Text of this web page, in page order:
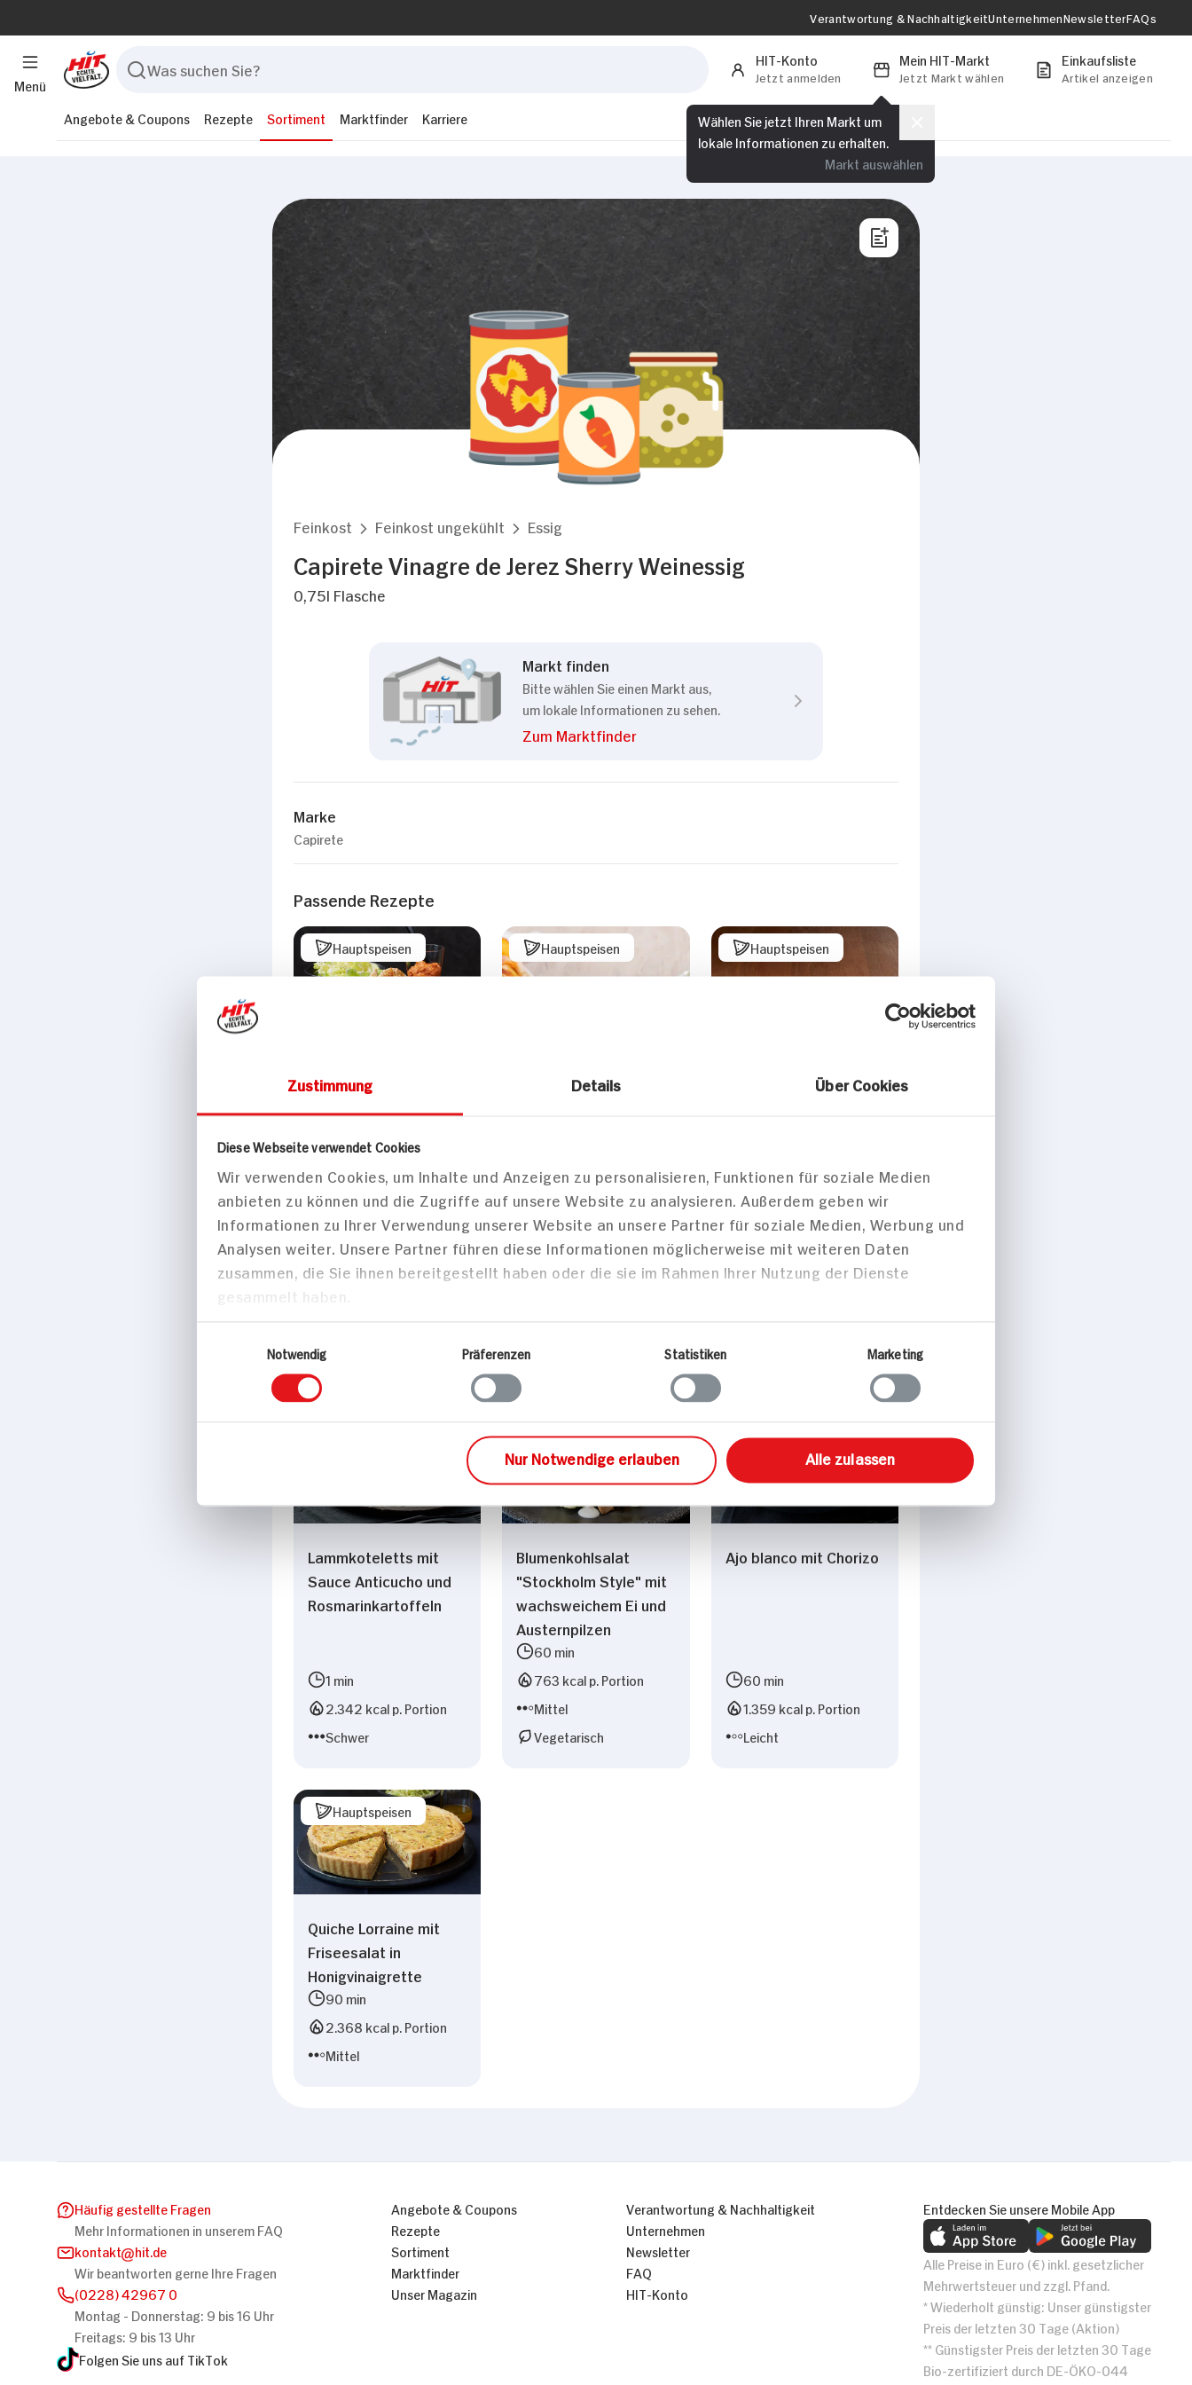
Zustimmung Details Über Cookies
Diese Webseite verwendet Cookies
Wir verwenden Cookies, um Inhalte und Anzeigen zu personalisieren, Funktionen für soziale Medien
anbieten zu können und die Zugriffe auf unsere Website zu analysieren. Außerdem geben wir
Informationen zu Ihrer Verwendung unserer Website an unsere Partner für soziale Medien, Werbung und
Analysen weiter. Unsere Partner führen diese Informationen möglicherweise mit weiteren Daten
zusammen, die Sie ihnen bereitgestellt haben oder die sie im Rahmen Ihrer Nutzung der Dienste
gesammelt haben.
Notwendig
Präferenzen Statistiken Marketing
Nur Notwendige erlauben Alle zulassen
Menü
Verantwortung & NachhaltigkeitUnternehmenNewsletterFAQs
HIT-Konto
Jetzt anmelden
Mein HIT-Markt
Jetzt Markt wählen
Wählen Sie jetzt Ihren Markt um
lokale Informationen zu erhalten.
Markt auswählen
Einkaufsliste
Artikel anzeigen
Angebote & Coupons Rezepte Sortiment Marktfinder Karriere
Feinkost Feinkost ungekühlt Essig
Capirete Vinagre de Jerez Sherry Weinessig
0,75l Flasche
Markt finden
Bitte wählen Sie einen Markt aus,
um lokale Informationen zu sehen.
Zum Marktfinder
Marke
Capirete
Passende Rezepte
Hauptspeisen
Hähnchenbrust mit
Sauce Romesco
Mittel
Hauptspeisen
Wiener Schnitzel Mit
Bratkartoffeln und
Gurkensalat
Hauptspeisen
Gebeizte Forelle mit
Senfsauce
Lammkoteletts mit
Sauce Anticucho und
Rosmarinkartoffeln
1 min
2.342 kcal p. Portion
Schwer
Vorspeise/Snacks
Blumenkohlsalat
"Stockholm Style" mit
wachsweichem Ei und
Austernpilzen
60 min
763 kcal p. Portion
Mittel
Vegetarisch
Hauptspeisen
Ajo blanco mit Chorizo
60 min
1.359 kcal p. Portion
Leicht
Hauptspeisen
Quiche Lorraine mit
Friseesalat in
Honigvinaigrette
90 min
2.368 kcal p. Portion
Mittel
Häufig gestellte Fragen
Mehr Informationen in unserem FAQ
kontakt
hit.de
Wir beantworten gerne Ihre Fragen
(0228) 42967 0
Montag - Donnerstag: 9 bis 16 Uhr
Freitags: 9 bis 13 Uhr
Folgen Sie uns auf TikTok
Angebote & Coupons
Rezepte
Sortiment
Marktfinder
Unser Magazin
Verantwortung & Nachhaltigkeit
Unternehmen
Newsletter
FAQ
HIT-Konto
Entdecken Sie unsere Mobile App
Alle Preise in Euro (€) inkl. gesetzlicher
Mehrwertsteuer und zzgl. Pfand.
* Wiederholt günstig: Unser günstigster
Preis der letzten 30 Tage (Aktion)
** Günstigster Preis der letzten 30 Tage
Bio-zertifiziert durch DE-ÖKO-044